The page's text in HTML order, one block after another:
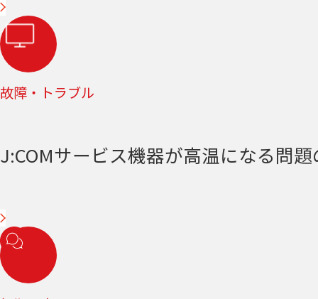
故障・トラブル
J:COMサービス機器が高温になる問